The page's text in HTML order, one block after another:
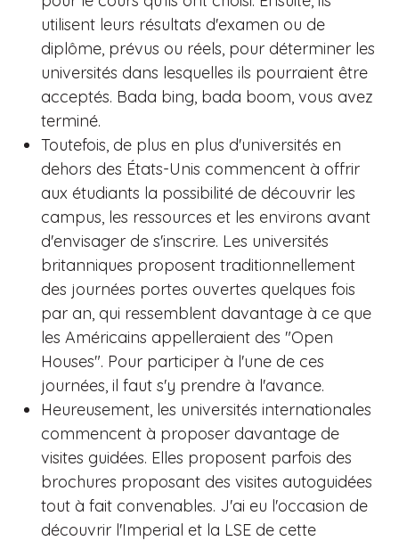
utilisent leurs résultats d'examen ou de
diplôme, prévus ou réels, pour déterminer les
universités dans lesquelles ils pourraient être
acceptés. Bada bing, bada boom, vous avez
terminé.
Toutefois, de plus en plus d'universités en
dehors des États-Unis commencent à offrir
aux étudiants la possibilité de découvrir les
campus, les ressources et les environs avant
d'envisager de s'inscrire. Les universités
britanniques proposent traditionnellement
des journées portes ouvertes quelques fois
par an, qui ressemblent davantage à ce que
les Américains appelleraient des "Open
Houses". Pour participer à l'une de ces
journées, il faut s'y prendre à l'avance.
Heureusement, les universités internationales
commencent à proposer davantage de
visites guidées. Elles proposent parfois des
brochures proposant des visites autoguidées
tout à fait convenables. J'ai eu l'occasion de
découvrir l'Imperial et la LSE de cette